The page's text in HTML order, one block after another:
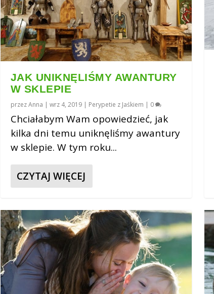
JAK UNIKNĘLIŚMY AWANTURY
W SKLEPIE
przezAnna | wrz 4, 2019| Perypetie z Jaśkiem | 0
Chciałabym Wam opowiedzieć, jak
kilka dni temu uniknęliśmy awantury
w sklepie. W tym roku...
CZYTAJ WIĘCEJ